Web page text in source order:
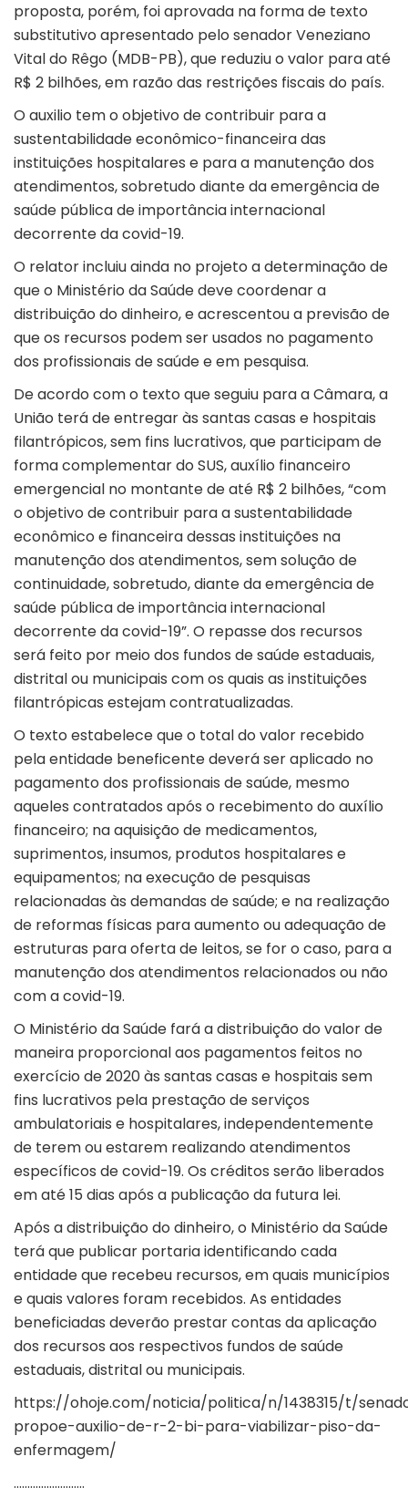
proposta, porém, foi aprovada na forma de texto
substitutivo apresentado pelo senador Veneziano
Vital do Rêgo (MDB-PB), que reduziu o valor para até
R$ 2 bilhões, em razão das restrições fiscais do país.
O auxilio tem o objetivo de contribuir para a
sustentabilidade econômico-financeira das
instituições hospitalares e para a manutenção dos
atendimentos, sobretudo diante da emergência de
saúde pública de importância internacional
decorrente da covid-19.
O relator incluiu ainda no projeto a determinação de
que o Ministério da Saúde deve coordenar a
distribuição do dinheiro, e acrescentou a previsão de
que os recursos podem ser usados no pagamento
dos profissionais de saúde e em pesquisa.
De acordo com o texto que seguiu para a Câmara, a
União terá de entregar às santas casas e hospitais
filantrópicos, sem fins lucrativos, que participam de
forma complementar do SUS, auxílio financeiro
emergencial no montante de até R$ 2 bilhões, “com
o objetivo de contribuir para a sustentabilidade
econômico e financeira dessas instituições na
manutenção dos atendimentos, sem solução de
continuidade, sobretudo, diante da emergência de
saúde pública de importância internacional
decorrente da covid-19”. O repasse dos recursos
será feito por meio dos fundos de saúde estaduais,
distrital ou municipais com os quais as instituições
filantrópicas estejam contratualizadas.
O texto estabelece que o total do valor recebido
pela entidade beneficente deverá ser aplicado no
pagamento dos profissionais de saúde, mesmo
aqueles contratados após o recebimento do auxílio
financeiro; na aquisição de medicamentos,
suprimentos, insumos, produtos hospitalares e
equipamentos; na execução de pesquisas
relacionadas às demandas de saúde; e na realização
de reformas físicas para aumento ou adequação de
estruturas para oferta de leitos, se for o caso, para a
manutenção dos atendimentos relacionados ou não
com a covid-19.
O Ministério da Saúde fará a distribuição do valor de
maneira proporcional aos pagamentos feitos no
exercício de 2020 às santas casas e hospitais sem
fins lucrativos pela prestação de serviços
ambulatoriais e hospitalares, independentemente
de terem ou estarem realizando atendimentos
específicos de covid-19. Os créditos serão liberados
em até 15 dias após a publicação da futura lei.
Após a distribuição do dinheiro, o Ministério da Saúde
terá que publicar portaria identificando cada
entidade que recebeu recursos, em quais municípios
e quais valores foram recebidos. As entidades
beneficiadas deverão prestar contas da aplicação
dos recursos aos respectivos fundos de saúde
estaduais, distrital ou municipais.
https://ohoje.com/noticia/politica/n/1438315/t/
propoe-auxilio-de-r-2-bi-para-viabilizar-piso-da-
enfermagem/
……………………..